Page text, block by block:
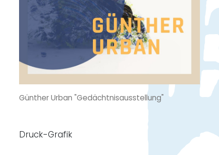
Günther Urban "Gedächtnisausstellung"
Druck-Grafik